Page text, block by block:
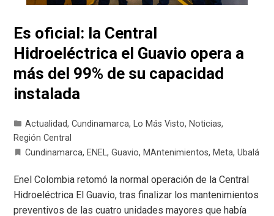
Es oficial: la Central
Hidroeléctrica el Guavio opera a
más del 99% de su capacidad
instalada
Actualidad,Cundinamarca, Lo Más Visto, Noticias,
Región Central
Cundinamarca, ENEL,Guavio, MAntenimientos, Meta,Ubalá
Enel Colombia retomó la normal operación de la Central
Hidroeléctrica El Guavio, tras finalizar los mantenimientos
preventivos de las cuatro unidades mayores que había